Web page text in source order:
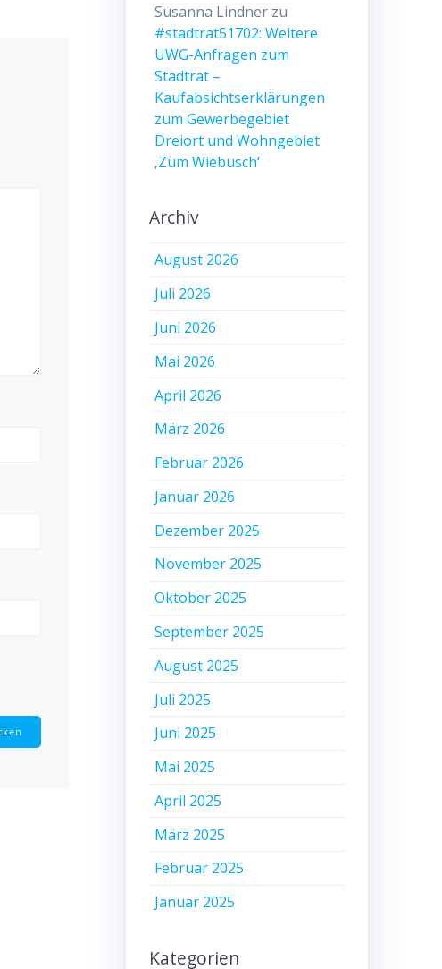
Susanna Lindner zu
#stadtrat51702: Weitere
UWG-Anfragen zum
Stadtrat –
Kaufabsichtserklärungen
zum Gewerbegebiet
Dreiort und Wohngebiet
‚Zum Wiebusch‘
Archiv
August 2026
Juli 2026
Juni 2026
Mai 2026
April 2026
März 2026
Februar 2026
Januar 2026
Dezember 2025
November 2025
Oktober 2025
September 2025
August 2025
Juli 2025
Juni 2025
Mai 2025
April 2025
März 2025
Februar 2025
Januar 2025
Kategorien